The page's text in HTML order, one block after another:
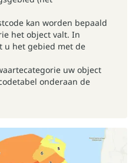
kan worden bepaald
het object valt. In
u het gebied met de
uw object
onderaan de